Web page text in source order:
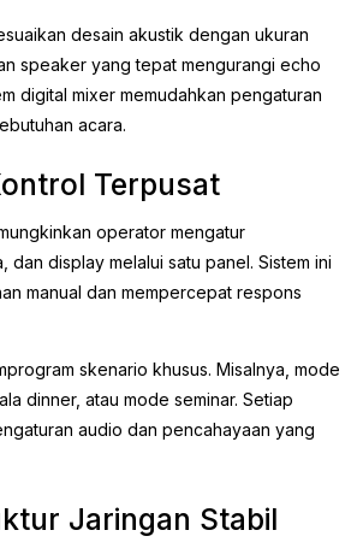
desain akustik dengan ukuran
speaker yang tepat mengurangi echo
digital mixer memudahkan pengaturan
acara.
Terpusat
operator mengatur
dan display melalui satu panel. Sistem ini
manual dan mempercepat respons
skenario khusus. Misalnya, mode
dinner, atau mode seminar. Setiap
audio dan pencahayaan yang
Jaringan Stabil